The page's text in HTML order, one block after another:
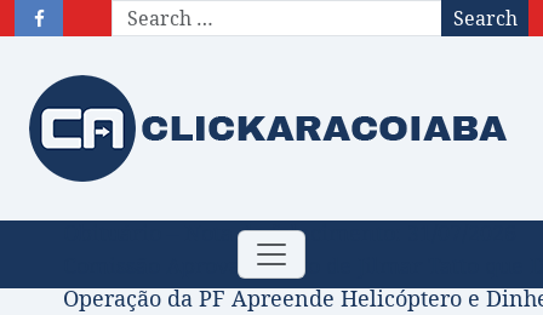
Search
Toggle
navigation
Obituário – Nota de falecimento: 31/07/2026
Comissão Aprova Projeto de Jilmar Tatto
Operação da PF Apreende Helicóptero e